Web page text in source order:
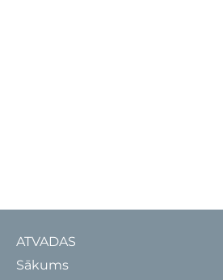
ATVADAS
Sākums